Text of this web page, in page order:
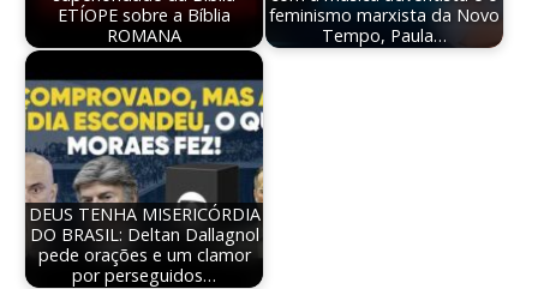
ETÍOPE sobre a Bíblia
ROMANA
feminismo marxista da Novo
Tempo, Paula…
DEUS TENHA MISERICÓRDIA
DO BRASIL: Deltan Dallagnol
pede orações e um clamor
por perseguidos…